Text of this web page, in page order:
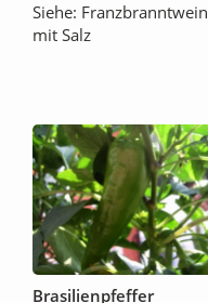
Siehe: Franzbranntwein
mit Salz
Brasilienpfeffer